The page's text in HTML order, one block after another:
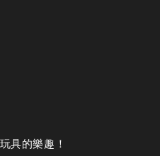
具的樂趣！